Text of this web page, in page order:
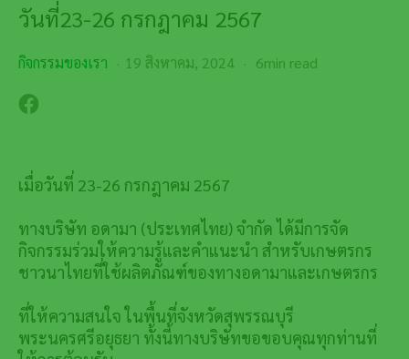
วันที่23-26 กรกฎาคม 2567
กิจกรรมของเรา 19 สิงหาคม, 2024 6min read
เมื่อวันที่ 23-26 กรกฎาคม 2567
ทางบริษัท อดามา (ประเทศไทย) จำกัด ได้มีการจัด
กิจกรรมร่วมให้ความรู้และคำแนะนำ สำหรับเกษตรกร
ชาวนาไทยที่ใช้ผลิตภัณฑ์ของทางอดามาและเกษตรกร
ที่ให้ความสนใจ ในพื้นที่จังหวัดสุพรรณบุรี
พระนครศรีอยุธยา ทั้งนี้ทางบริษัทขอขอบคุณทุกท่านที่